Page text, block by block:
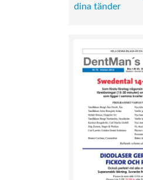
dina tänder